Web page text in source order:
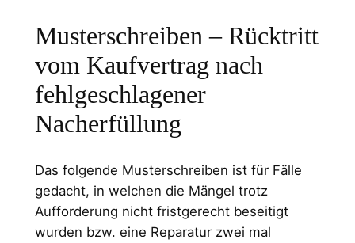
Musterschreiben – Rücktritt
vom Kaufvertrag nach
fehlgeschlagener
Nacherfüllung
Das folgende Musterschreiben ist für Fälle
gedacht, in welchen die Mängel trotz
Aufforderung nicht fristgerecht beseitigt
wurden bzw. eine Reparatur zwei mal